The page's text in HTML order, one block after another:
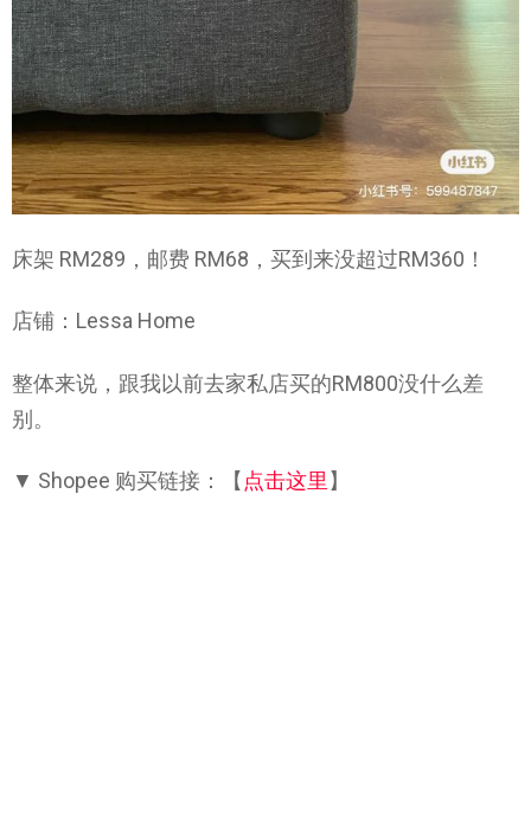
床架 RM289，邮费 RM68，买到来没超过RM360！
店铺：Lessa Home
整体来说，跟我以前去家私店买的RM800没什么差
别。
▼ Shopee 购买链接：【 点击这里 】